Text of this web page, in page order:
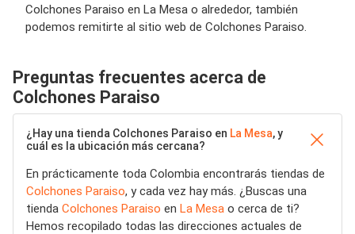
Colchones Paraiso en La Mesa o alrededor, también
podemos remitirte al sitio web de Colchones Paraiso.
Preguntas frecuentes acerca de
Colchones Paraiso
¿Hay una tienda Colchones Paraiso en La Mesa, y
cuál es la ubicación más cercana?
En prácticamente toda Colombia encontrarás tiendas de
Colchones Paraiso, y cada vez hay más. ¿Buscas una
tienda Colchones Paraiso en La Mesa o cerca de ti?
Hemos recopilado todas las direcciones actuales de